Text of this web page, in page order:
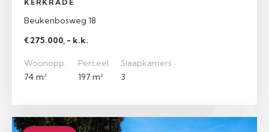
KERKRADE
Beukenbosweg 18
€ 275.000, - k.k.
Woonopp.
74 m²
Perceel
197 m²
Slaapkamers
3